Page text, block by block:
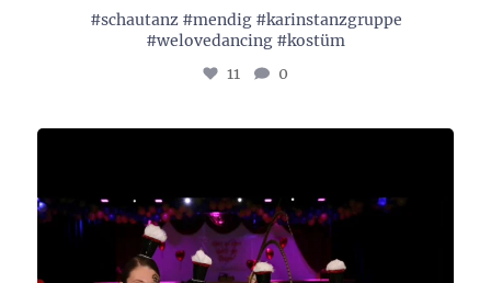
#schautanz #mendig #karinstanzgruppe
#welovedancing #kostüm
11
0